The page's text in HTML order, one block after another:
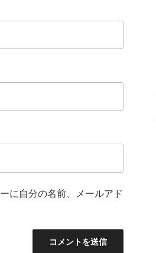
に自分の名前、メールアド